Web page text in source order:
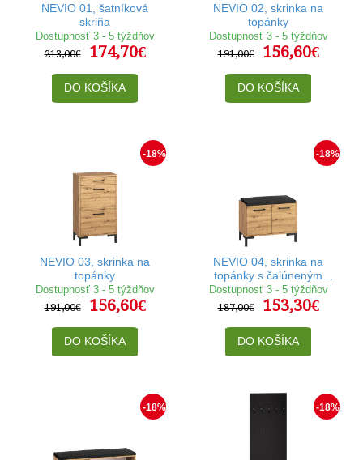
NEVIO 01, šatníková
skriňa
Dostupnosť 3 - 5 týždňov
213,00€
174,70€
DO KOŠÍKA
NEVIO 02, skrinka na
topánky
Dostupnosť 3 - 5 týždňov
191,00€
156,60€
DO KOŠÍKA
-18%
NEVIO 03, skrinka na
topánky
Dostupnosť 3 - 5 týždňov
191,00€
156,60€
DO KOŠÍKA
-18%
NEVIO 04, skrinka na
topánky s čalúneným
sedákom
Dostupnosť 3 - 5 týždňov
187,00€
153,30€
DO KOŠÍKA
-18% -18%